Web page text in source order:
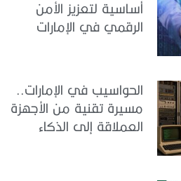
أساسية لتعزيز الأمن
الرقمي في الإمارات
الحواسيب في الإمارات..
مسيرة تقنية من الأجهزة
العملاقة إلى الذكاء